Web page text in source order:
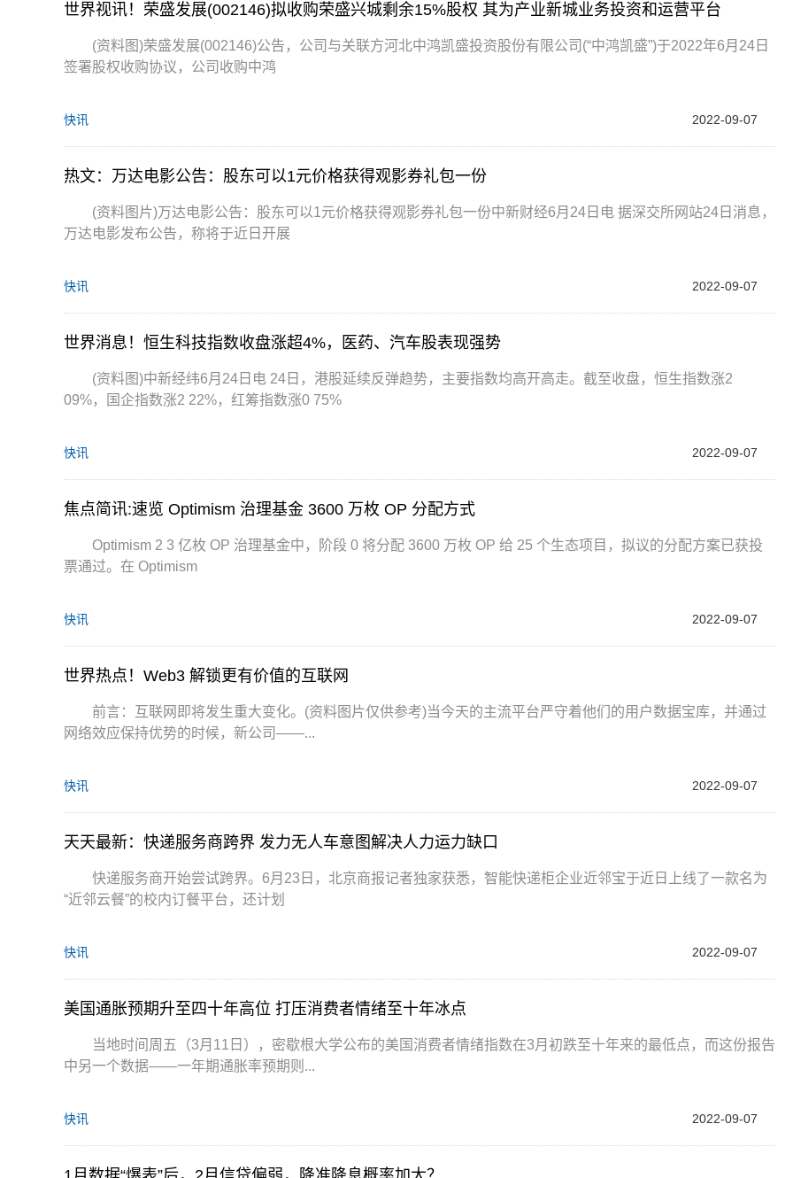
世界视讯！荣盛发展(002146)拟收购荣盛兴城剩余15%股权 其为产业新城业务投资和运营平台
(资料图)荣盛发展(002146)公告，公司与关联方河北中鸿凯盛投资股份有限公司(“中鸿凯盛”)于2022年6月24日
签署股权收购协议，公司收购中鸿
快讯 2022-09-07
热文：万达电影公告：股东可以1元价格获得观影券礼包一份
(资料图片)万达电影公告：股东可以1元价格获得观影券礼包一份中新财经6月24日电 据深交所网站24日消息，
万达电影发布公告，称将于近日开展
快讯 2022-09-07
世界消息！恒生科技指数收盘涨超4%，医药、汽车股表现强势
(资料图)中新经纬6月24日电 24日，港股延续反弹趋势，主要指数均高开高走。截至收盘，恒生指数涨2
09%，国企指数涨2 22%，红筹指数涨0 75%
快讯 2022-09-07
焦点简讯:速览 Optimism 治理基金 3600 万枚 OP 分配方式
Optimism 2 3 亿枚 OP 治理基金中，阶段 0 将分配 3600 万枚 OP 给 25 个生态项目，拟议的分配方案已获投
票通过。在 Optimism
快讯 2022-09-07
世界热点！Web3 解锁更有价值的互联网
前言：互联网即将发生重大变化。(资料图片仅供参考)当今天的主流平台严守着他们的用户数据宝库，并通过
网络效应保持优势的时候，新公司——...
快讯 2022-09-07
天天最新：快递服务商跨界 发力无人车意图解决人力运力缺口
快递服务商开始尝试跨界。6月23日，北京商报记者独家获悉，智能快递柜企业近邻宝于近日上线了一款名为
“近邻云餐”的校内订餐平台，还计划
快讯 2022-09-07
美国通胀预期升至四十年高位 打压消费者情绪至十年冰点
当地时间周五（3月11日），密歇根大学公布的美国消费者情绪指数在3月初跌至十年来的最低点，而这份报告
中另一个数据——一年期通胀率预期则...
快讯 2022-09-07